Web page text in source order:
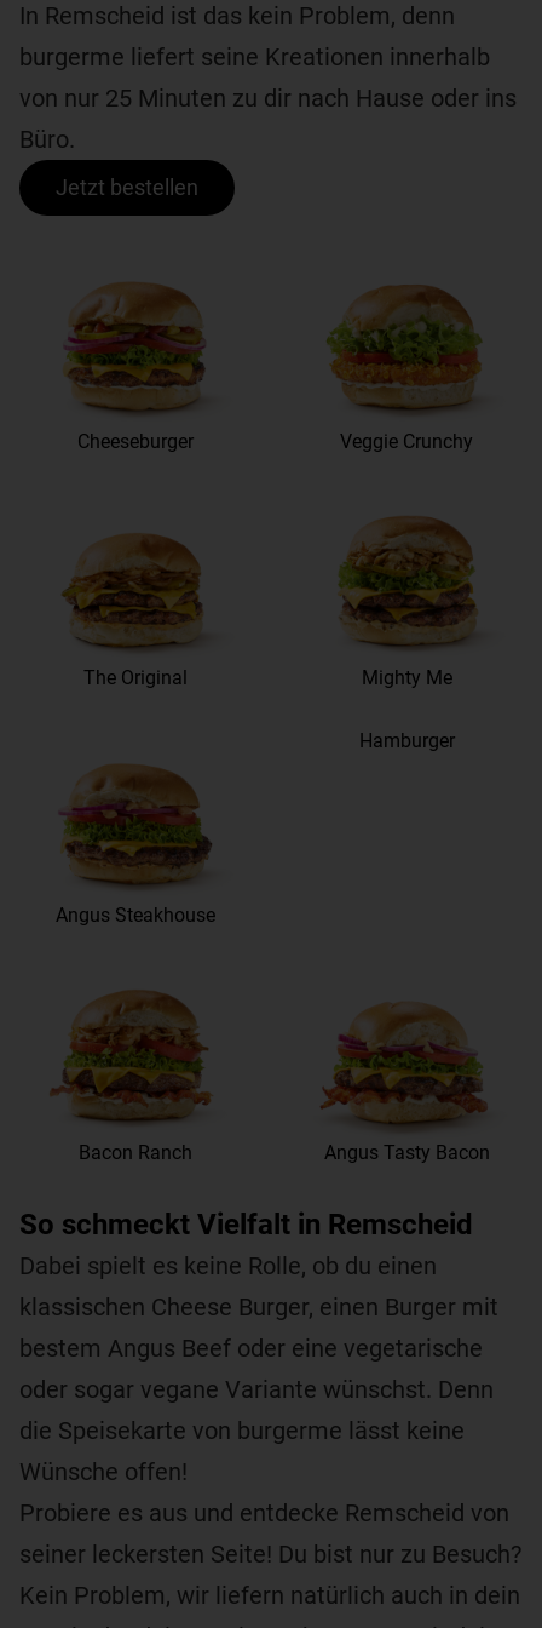
In Remscheid ist das kein Problem, denn
burgerme liefert seine Kreationen innerhalb
von nur 25 Minuten zu dir nach Hause oder ins
Büro.
Jetzt bestellen
Cheeseburger Veggie Crunchy
The Original Mighty Me
Angus Steakhouse
Hamburger
Bacon Ranch Angus Tasty Bacon
So schmeckt Vielfalt in Remscheid
Dabei spielt es keine Rolle, ob du einen
klassischen Cheese Burger, einen Burger mit
bestem Angus Beef oder eine vegetarische
oder sogar vegane Variante wünschst. Denn
die Speisekarte von burgerme lässt keine
Wünsche offen!
Probiere es aus und entdecke Remscheid von
seiner leckersten Seite! Du bist nur zu Besuch?
Kein Problem, wir liefern natürlich auch in dein